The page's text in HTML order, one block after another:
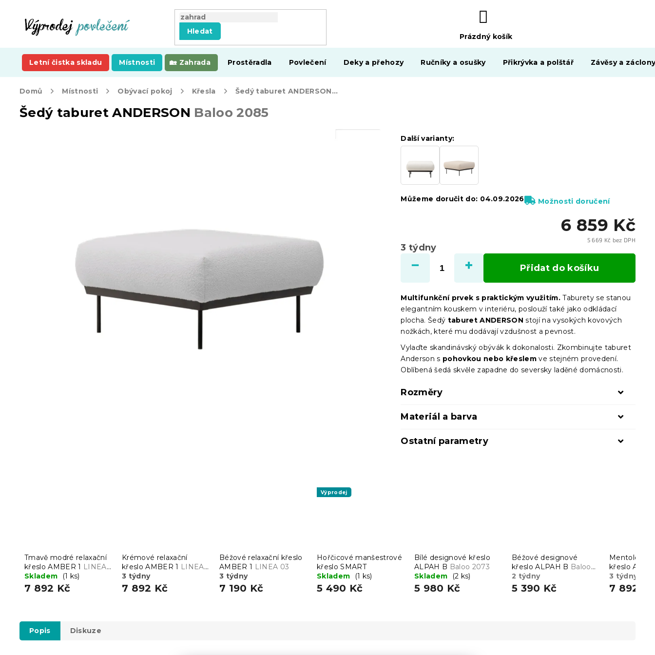
Hledat
NÁKUPNÍ
KOŠÍK
Prázdný košík
Letní čistka skladu Místnosti Zahrada Prostěradla Povlečení Deky a přehozy Ručníky a osušky Přikrývka a polštář Závěsy a
Domů Místnosti Obývací pokoj Křesla Šedý taburet ANDERSONBaloo 2085
Šedý taburet ANDERSON Baloo 2085
6 859 Kč
5 669 Kč bez DPH
cena:
3 týdny
Další varianty:
Můžeme doručit do: 04.09.2026 Možnosti doručení
Přidat do košíku
Multifunkční prvek s praktickým využitím. Taburety se stanou
elegantním kouskem v interiéru, poslouží také jako odkládací
plocha. Šedý taburet ANDERSON stojí na vysokých kovových
nožkách, které mu dodávají vzdušnost a pevnost.
Vylaďte skandinávský obývák k dokonalosti. Zkombinujte taburet
Anderson s pohovkou nebo křeslem ve stejném provedení.
Oblíbená šedá skvěle zapadne do seversky laděné domácnosti.
Rozměry
Materiál a barva
Ostatní parametry
Tmavě modré relaxační
křeslo AMBER 1 LINEA
19
Skladem (1 ks)
7 892 Kč
Krémové relaxační
křeslo AMBER 1 LINEA
01
3 týdny
7 892 Kč
Béžové relaxační křeslo
AMBER 1 LINEA 03
3 týdny
7 190 Kč
Výprodej
Hořčicové manšestrové
křeslo SMART
Skladem
(1 ks)
5 490 Kč
Bílé designové křeslo
ALPAH B Baloo 2073
Skladem
(2 ks)
5 980 Kč
Béžové designové
křeslo ALPAH B Baloo
2074
2 týdny
5 390 Kč
Mentolové
křeslo
3 týdny
7 892 Kč
Popis Diskuze